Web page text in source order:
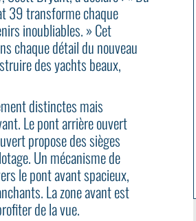
39 transforme chaque
inoubliables. » Cet
chaque détail du nouveau
des yachts beaux,
distinctes mais
Le pont arrière ouvert
propose des sièges
Un mécanisme de
le pont avant spacieux,
La zone avant est
de la vue.